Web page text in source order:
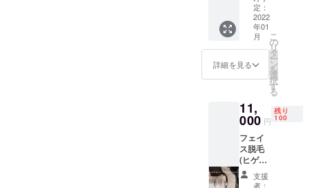
れる場
合入会
金0円
御礼
メール
※ 「法
令に基
療行為
ではご
ざいま
せん。
効果に
は個人
差がご
ざいま
定：
2022
年01
月
詳細を見る
こ
の
リ
タ
ー
ン
を
選
択
す
る
11,
000 円
残り
100
フェイ
ス脱毛
(ヒゲ6
カ所)＋
ボディ1
支援
者：